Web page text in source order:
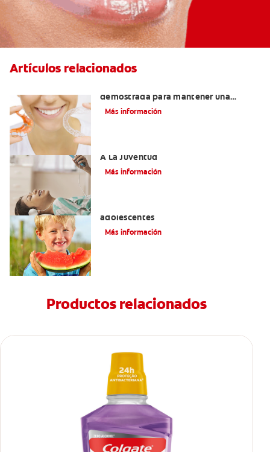
Artículos relacionados
demostrada para mantener una
sonrisa derecha
Más información
A La Juventud
Más información
adolescentes
Más información
Productos relacionados